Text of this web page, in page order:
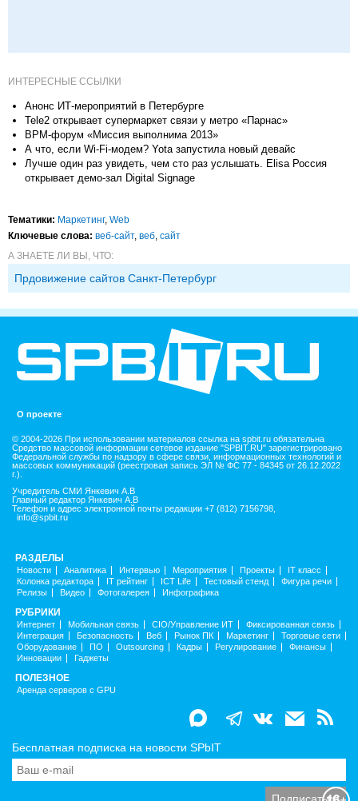
ИНТЕРЕСНЫЕ ССЫЛКИ
Анонс ИТ-мероприятий в Петербурге
Tele2 открывает супермаркет связи у метро «Парнас»
BPM-форум «Миссия выполнима 2013»
А что, если Wi-Fi-модем? Yota запустила новый девайс
Лучше один раз увидеть, чем сто раз услышать. Elisa Россия
открывает демо-зал Digital Signage
Тематики: Маркетинг, Web
Ключевые слова: веб-сайт, веб сайт
А ЗНАЕТЕ ЛИ ВЫ, ЧТО:
Прдовижение сайтов Санкт-Петербург
О проекте
© 2004-2026 При использовании материалов ссылка на spbit.ru обязательна
Средство массовой информации сетевое издание "SPBIT.RU" зарегистрировано
Федеральной службы по надзору в сфере связи, информационных технологий и
массовых коммуникаций (реестровая запись ЭЛ № ФС 77 - 84345 от 26.12.2022
г.).
Учредитель СМИ Янкевич А.В
Главный редактор Янкевич А.В
Телефон и адрес электронной почты редакции +7 (812) 7156798,
info@spbit.ru
РАЗДЕЛЫ
Новости Аналитика Интервью Мероприятия Проекты
IT класс
Колонка редактора
IT рейтинг ICT Life Тестовый стенд
Фигура речи
Релизы
Видео Фотогалерея Инфографика
РУБРИКИ
Интернет Мобильная связь CIO/Управление ИТ
Фиксированная связь
Интеграция
Безопасность Веб Рынок ПК Маркетинг
Торговые сети
Оборудование
ПО Outsourcing Кадры Регулирование
Финансы
Инновации
Гаджеты
ПОЛЕЗНОЕ
Аренда серверов с GPU
Бесплатная подписка на новости SPbIT